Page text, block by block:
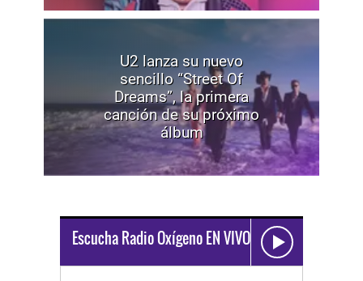
U2 lanza su nuevo
sencillo “Street Of
Dreams”, la primera
canción de su próximo
álbum
Escucha Radio Oxígeno EN VIVO